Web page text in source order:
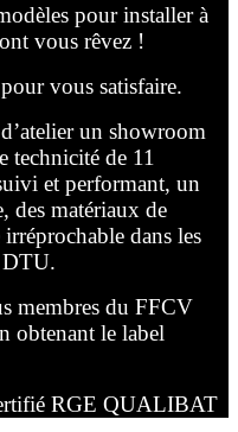
pour installer à
vous rêvez !
vous satisfaire.
un showroom
technicité de 11
et performant, un
des matériaux de
dans les
DTU.
membres du FFCV
obtenant le label
RGE QUALIBAT